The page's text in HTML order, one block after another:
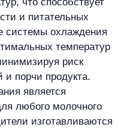
и питательных
системы охлаждения
температур
риск
и порчи продукта.
является
любого молочного
изготавливаются